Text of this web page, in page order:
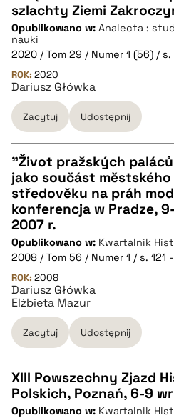
CZYSTY TEKST
pobierz cytat
BIBTEX
pobierz cytat
szlachty Ziemi
Opublikowano w: Analecta :
nauki
2020 / Tom 29 / Numer 1 (56) / s.
ROK: 2020
Dariusz Główka
Zacytuj Udostępnij
CZYSTY TEKST
pobierz cytat
BIBTEX
pobierz cytat
"Život pražských
jako součást
středověku na práh
konferencja w Pradze,
2007 r.
Opublikowano w: Kwartalnik
2008 / Tom 56 / Numer 1 / s. 121
ROK: 2008
Dariusz Główka
Elżbieta Mazur
Zacytuj Udostępnij
CZYSTY TEKST
XIII Powszechny Zjazd
Polskich, Poznań, 6-9
Opublikowano w: Kwartalnik